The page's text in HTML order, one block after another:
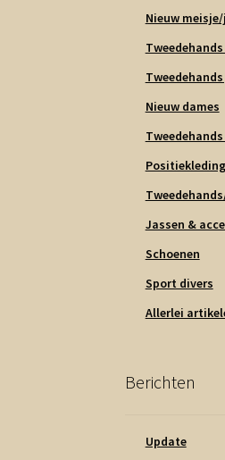
Nieuw
Nieuw dames
Positiekleding
Jassen &
Schoenen
Sport divers
Allerlei
Berichten
Update